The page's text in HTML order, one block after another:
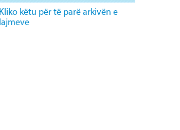
Kliko këtu për të parë arkivën e
lajmeve